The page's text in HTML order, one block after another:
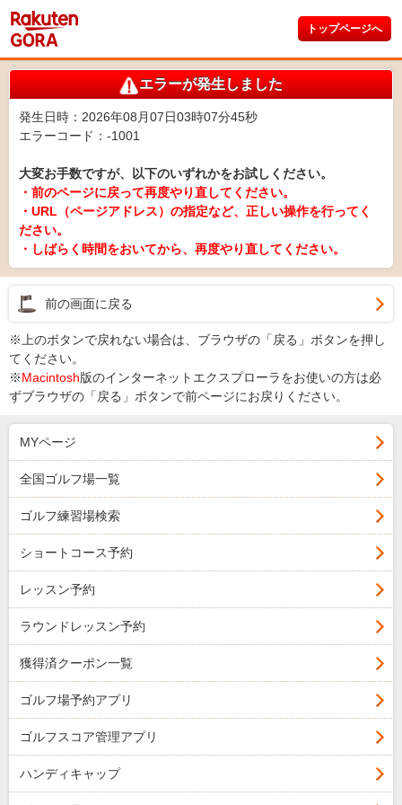
トップページへ
エラーが発生しました
発生日時：2026年08月07日03時07分45秒
エラーコード：-1001
大変お手数ですが、以下のいずれかをお試しください。
・前のページに戻って再度やり直してください。
・URL（ページアドレス）の指定など、正しい操作を行ってく
ださい。
・しばらく時間をおいてから、再度やり直してください。
前の画面に戻る
※上のボタンで戻れない場合は、ブラウザの「戻る」ボタンを押し
てください。
※Macintosh版のインターネットエクスプローラをお使いの方は必
ずブラウザの「戻る」ボタンで前ページにお戻りください。
MYページ
全国ゴルフ場一覧
ゴルフ練習場検索
ショートコース予約
レッスン予約
ラウンドレッスン予約
獲得済クーポン一覧
ゴルフ場予約アプリ
ゴルフスコア管理アプリ
ハンディキャップ